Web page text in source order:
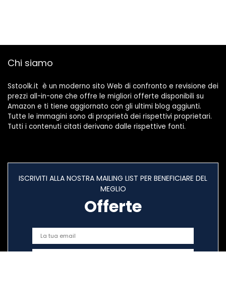
Chi siamo
Sstoolk.it è un moderno sito Web di confronto e revisione dei
prezzi all-in-one che offre le migliori offerte disponibili su
Amazon e ti tiene aggiornato con gli ultimi blog aggiunti.
Tutte le immagini sono di proprietà dei rispettivi proprietari.
Tutti i contenuti citati derivano dalle rispettive fonti.
ISCRIVITI ALLA NOSTRA MAILING LIST PER BENEFICIARE DEL
MEGLIO
Offerte